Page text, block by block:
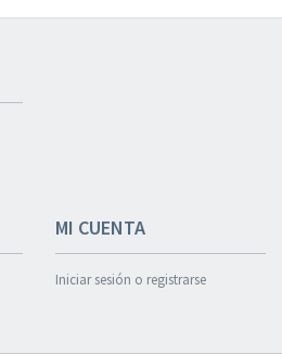
MI CUENTA
Iniciar sesión o registrarse